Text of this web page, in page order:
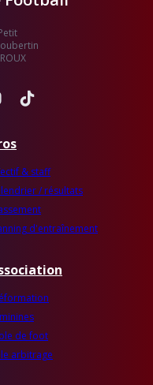
TikTok
& staff
/ résultats
d'entraînement
de foot
arbitrage